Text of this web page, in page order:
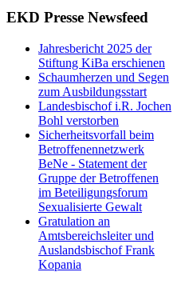
EKD Presse Newsfeed
Jahresbericht 2025 der
Stiftung KiBa erschienen
Schaumherzen und Segen
zum Ausbildungsstart
Landesbischof i.R. Jochen
Bohl verstorben
Sicherheitsvorfall beim
Betroffenennetzwerk
BeNe - Statement der
Gruppe der Betroffenen
im Beteiligungsforum
Sexualisierte Gewalt
Gratulation an
Amtsbereichsleiter und
Auslandsbischof Frank
Kopania